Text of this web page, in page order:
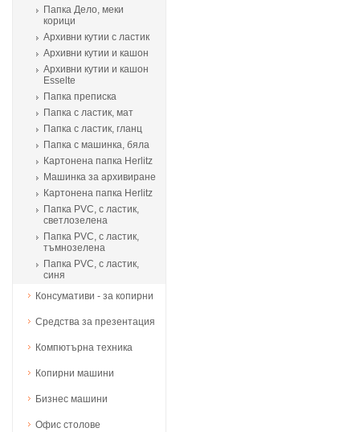
Папка Дело, меки
корици
Архивни кутии с ластик
Архивни кутии и кашон
Архивни кутии и кашон
Еsselte
Папка преписка
Папка с ластик, мат
Папка с ластик, гланц
Папка с машинка, бяла
Картонена папка Herlitz
Машинка за архивиране
Картонена папка Herlitz
Папка PVC, с ластик,
светлозелена
Папка PVC, с ластик,
тъмнозелена
Папка PVC, с ластик,
синя
Консумативи - за копирни
Средства за презентация
Компютърна техника
Копирни машини
Бизнес машини
Офис столове